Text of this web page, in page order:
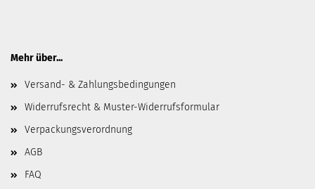
Mehr über...
Versand- & Zahlungsbedingungen
Widerrufsrecht & Muster-Widerrufsformular
Verpackungsverordnung
AGB
FAQ